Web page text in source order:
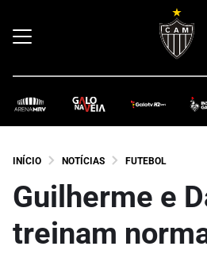
INÍCIO NOTÍCIAS FUTEBOL
Guilherme e
treinam